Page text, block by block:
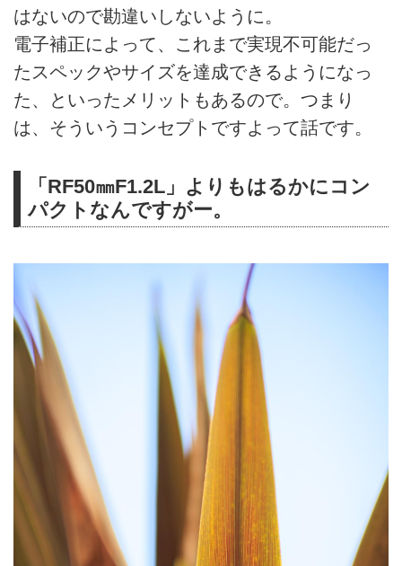
はないので勘違いしないように。
電子補正によって、これまで実現不可能だっ
たスペックやサイズを達成できるようになっ
た、といったメリットもあるので。つまり
は、そういうコンセプトですよって話です。
「RF50㎜F1.2L」よりもはるかにコン
パクトなんですがー。